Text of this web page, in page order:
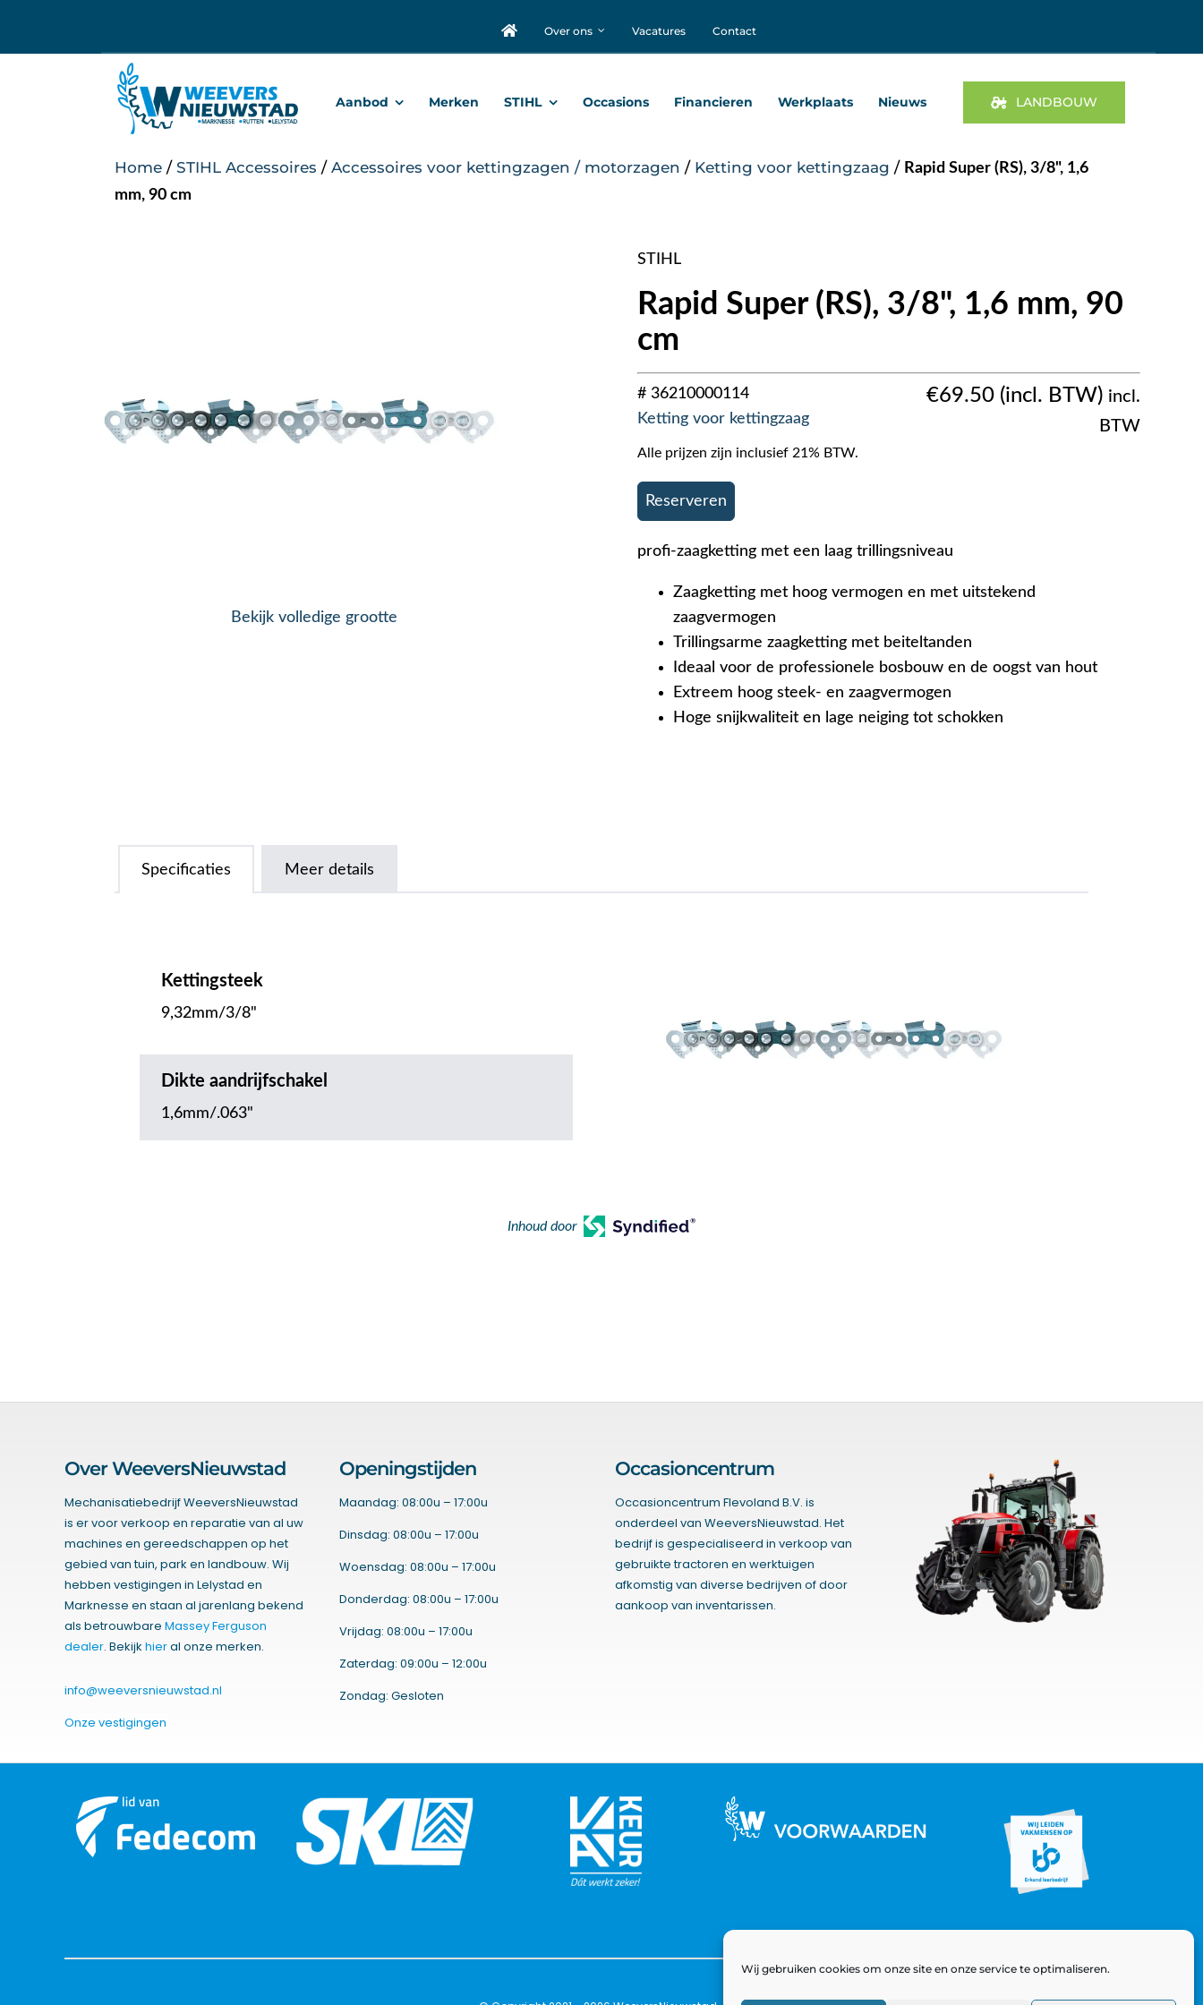
Wij gebruiken cookies om onze site en onze service te optimaliseren.
Over ons Vacatures Contact
Aanbod Merken STIHL Occasions Financieren Werkplaats Nieuws LANDBOUW
Home / STIHL Accessoires / Accessoires voor kettingzagen / motorzagen / Ketting voor kettingzaag / Rapid Super (RS), 3/8", 1,6
mm, 90 cm
Bekijk volledige grootte
STIHL
Rapid Super (RS), 3/8", 1,6 mm, 90
cm
# 36210000114
Ketting voor kettingzaag
€69.50
incl.
BTW
Alle prijzen zijn inclusief 21% BTW.
Reserveren
profi-zaagketting met een laag trillingsniveau
Zaagketting met hoog vermogen en met uitstekend
zaagvermogen
Trillingsarme zaagketting met beiteltanden
Ideaal voor de professionele bosbouw en de oogst van hout
Extreem hoog steek- en zaagvermogen
Hoge snijkwaliteit en lage neiging tot schokken
Specificaties Meer details
Kettingsteek
9,32mm/3/8"
Dikte aandrijfschakel
1,6mm/.063"
Inhoud door
Over WeeversNieuwstad
Mechanisatiebedrijf WeeversNieuwstad
is er voor verkoop en reparatie van al uw
machines en gereedschappen op het
gebied van tuin, park en landbouw. Wij
hebben vestigingen in Lelystad en
Marknesse en staan al jarenlang bekend
als betrouwbare Massey Ferguson
dealer. Bekijkhieral onze merken.
info@weeversnieuwstad.nl
Onze vestigingen
Openingstijden
Maandag: 08:00u – 17:00u
Dinsdag: 08:00u – 17:00u
Woensdag: 08:00u – 17:00u
Donderdag: 08:00u – 17:00u
Vrijdag: 08:00u – 17:00u
Zaterdag: 09:00u – 12:00u
Zondag: Gesloten
Occasioncentrum
Occasioncentrum Flevoland B.V. is
onderdeel van WeeversNieuwstad. Het
bedrijf is gespecialiseerd in verkoop van
gebruikte tractoren en werktuigen
afkomstig van diverse bedrijven of door
aankoop van inventarissen.